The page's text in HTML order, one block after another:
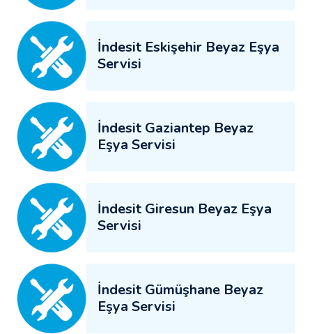
İndesit Eskişehir Beyaz Eşya
Servisi
İndesit Gaziantep Beyaz
Eşya Servisi
İndesit Giresun Beyaz Eşya
Servisi
İndesit Gümüşhane Beyaz
Eşya Servisi